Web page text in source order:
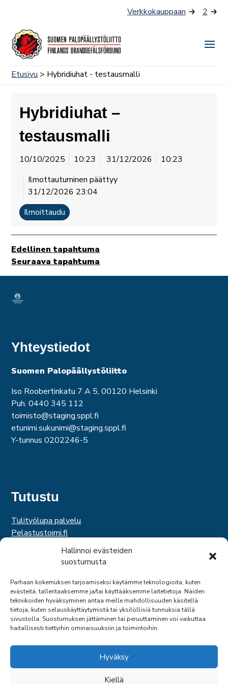
Hallinnoi evästeiden
suostumusta
Parhaan kokemuksen tarjoamiseksi käytämme teknologioita, kuten
evästeitä, tallentaaksemme ja/tai käyttääksemme laitetietoja. Näiden
tekniikoiden hyväksyminen antaa meille mahdollisuuden käsitellä
tietoja, kuten selauskäyttäytymistä tai yksilöllisiä tunnuksia tällä
sivustolla. Suostumuksen jättäminen tai peruuttaminen voi vaikuttaa
haitallisesti tiettyihin ominaisuuksiin ja toimintoihin.
Hyväksy
Kiellä
Verkkokauppaan 2
Etusivu > Hybridiuhat - testausmalli
Hybridiuhat –
testausmalli
10/10/2025 10:23 31/12/2026
10:23
Ilmottautuminen päättyy
31/12/2026 23:04
Ilmoittaudu
Edellinen tapahtuma
Seuraava tapahtuma
Yhteystiedot
Suomen Palopäällystöliitto
Iso Roobertinkatu 7 A 5, 00120 Helsinki
Puh. 0440 345 112
toimisto@staging.sppl.fi
etunimi.sukunimi@staging.sppl.fi
Y-tunnus 0202246-5
Tutustu
Tulityölupa palvelu
Pelastustoimi.fi
Hätäkeskuslaitos
Palosuojelurahasto
Suomen Pelastusalan Keskusjärjestö
SPEK
Federation of EUropean Fire Officers